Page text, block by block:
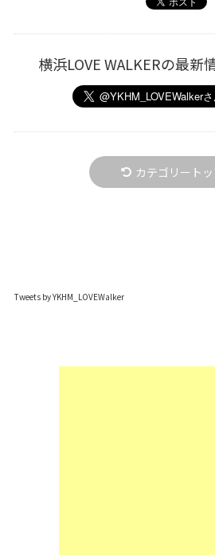
横浜LOVE WALKERの最新
カテゴリート
Tweets by YKHM_LOVEWalker